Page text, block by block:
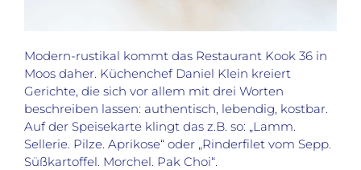
Modern-rustikal kommt das Restaurant Kook 36 in
Moos daher. Küchenchef Daniel Klein kreiert
Gerichte, die sich vor allem mit drei Worten
beschreiben lassen: authentisch, lebendig, kostbar.
Auf der Speisekarte klingt das z.B. so: „Lamm.
Sellerie. Pilze. Aprikose“ oder „Rinderfilet vom Sepp.
Süßkartoffel. Morchel. Pak Choi“.